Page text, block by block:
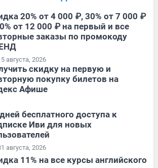
20% от 4 000 ₽, 30% от 7 000 ₽
от 12 000 ₽ на первый и все
заказы по промокоду
августа, 2026
скидку на первую и
покупку билетов на
Афише
бесплатного доступа к
Иви для новых
августа, 2026
11% на все курсы английского